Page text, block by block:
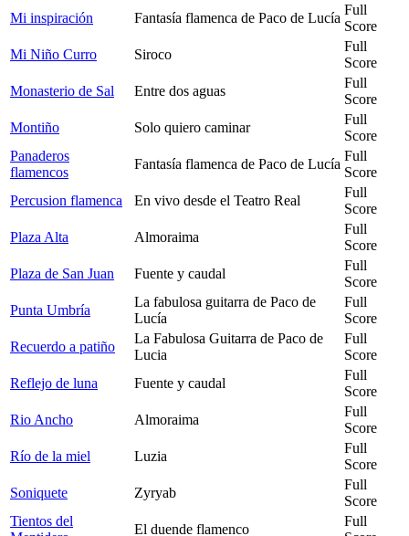
Mi inspiración
Fantasía flamenca de Paco de Lucía
Full
Score
Mi Niño Curro
Siroco
Full
Score
Monasterio de Sal
Entre dos aguas
Full
Score
Montiño
Solo quiero caminar
Full
Score
Panaderos
flamencos
Fantasía flamenca de Paco de Lucía
Full
Score
Percusion flamenca
En vivo desde el Teatro Real
Full
Score
Plaza Alta
Almoraima
Full
Score
Plaza de San Juan
Fuente y caudal
Full
Score
Punta Umbría
La fabulosa guitarra de Paco de
Lucía
Full
Score
Recuerdo a patiño
La Fabulosa Guitarra de Paco de
Lucia
Full
Score
Reflejo de luna
Fuente y caudal
Full
Score
Rio Ancho
Almoraima
Full
Score
Río de la miel
Luzia
Full
Score
Soniquete
Zyryab
Full
Score
Tientos del
El duende flamenco
Full